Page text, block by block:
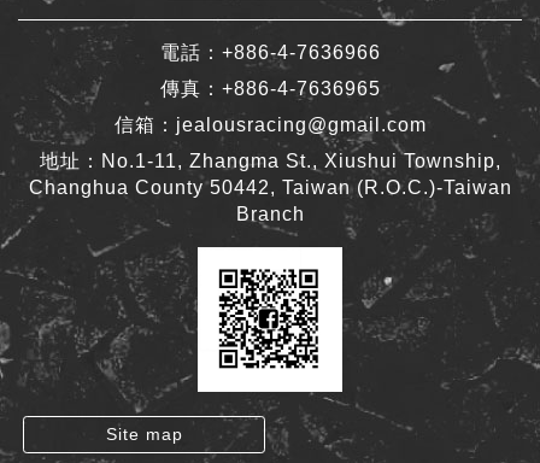
電話： +886-4-7636966
傳真： +886-4-7636965
信箱： jealousracing@gmail.com
地址：No.1-11, Zhangma St., Xiushui Township,
Changhua County 50442, Taiwan (R.O.C.)-Taiwan
Branch
Site map